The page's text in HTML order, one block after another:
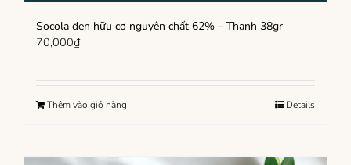
Socola đen hữu cơ nguyên chất 62% – Thanh 38gr
70,000₫
Thêm vào giỏ hàng Details